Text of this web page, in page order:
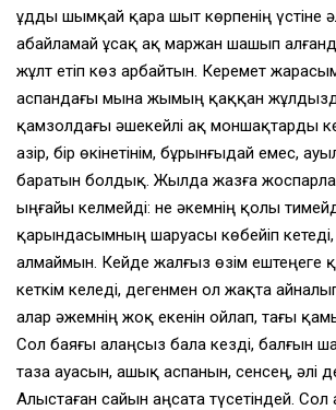
Құдды шымқай қара шыт көрпенің үстіне
абайламай ұсақ ақ маржан шашып
жұлт етіп көз арбайтын. Керемет
аспандағы мына жымың қаққан
қамзолдағы әшекейлі ақ моншақтарды
Қазір, бір өкінетінім, бұрынғыдай емес,
баратын болдық. Жылда жазға
ыңғайы келмейді: не әкемнің қолы
қарындасымның шаруасы көбейіп кетеді,
алмаймын. Кейде жалғыз өзім ештеңеге
кеткім келеді, дегенмен ол жақта
алар әжемнің жоқ екенін ойлап, тағы
Сол баяғы алаңсыз бала кезді, балғын
таза ауасын, ашық аспанын, сенсең, әлі
Алыстаған сайын аңсата түсетіндей. Сол